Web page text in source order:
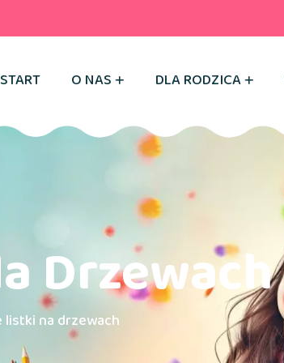
START O NAS DLA RODZICA
Drzewach
listki na drzewach